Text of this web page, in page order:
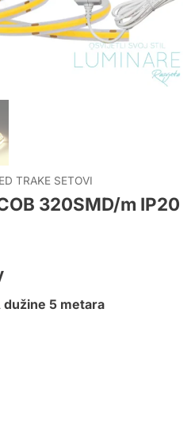
TRAKE SETOVI
320SMD/m IP20
dužine 5 metara